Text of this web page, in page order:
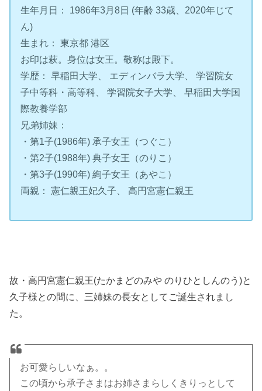
生年月日： 1986年3月8日 (年齢 33歳、2020年じて
ん)
生まれ： 東京都 港区
お印は萩。身位は女王。敬称は殿下。
学歴： 早稲田大学、 エディンバラ大学、 学習院女
子中等科・高等科、 学習院女子大学、 早稲田大学国
際教養学部
兄弟姉妹：
・第1子(1986年) 承子女王（つぐこ）
・第2子(1988年) 典子女王（のりこ）
・第3子(1990年) 絢子女王（あやこ）
両親： 憲仁親王妃久子、 高円宮憲仁親王
故・高円宮憲仁親王(たかまどのみや のりひとしんのう)と
久子様との間に、三姉妹の長女としてご誕生されまし
た。
お可愛らしいなぁ。。
この頃から承子さまはお姉さまらしくきりっとして